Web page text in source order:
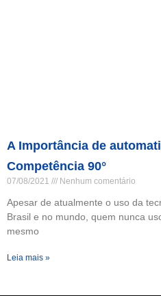
A Importância de
Competência 90°
07/08/2021 Nenhum comentário
Apesar de atualmente o uso da
Brasil e no mundo, quem nunca
mesmo
Leia mais »